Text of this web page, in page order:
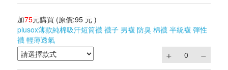
加75元購買 (原價:95 元 )
plusox薄款純棉吸汗短筒襪 襪子 男襪 防臭 棉襪 半統襪 彈性
襪 輕薄透氣